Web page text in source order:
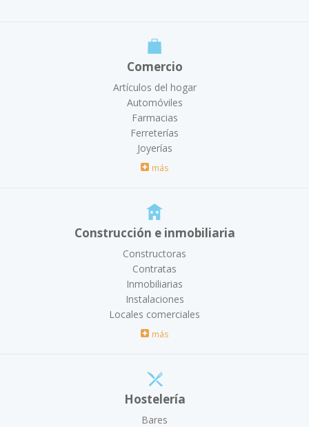
Comercio
Artículos del hogar
Automóviles
Farmacias
Ferreterías
Joyerías
más
Construcción e inmobiliaria
Constructoras
Contratas
Inmobiliarias
Instalaciones
Locales comerciales
más
Hostelería
Bares